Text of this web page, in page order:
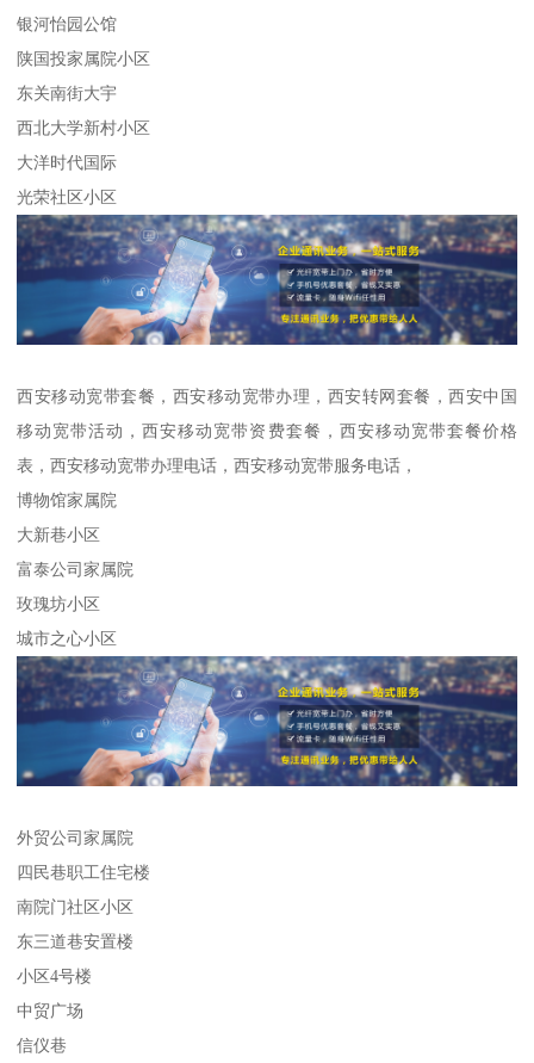
银河怡园公馆
陕国投家属院小区
东关南街大宇
西北大学新村小区
大洋时代国际
光荣社区小区
西安移动宽带套餐，西安移动宽带办理，西安转网套餐，西安中国
移动宽带活动，西安移动宽带资费套餐，西安移动宽带套餐价格
表，西安移动宽带办理电话，西安移动宽带服务电话，
博物馆家属院
大新巷小区
富泰公司家属院
玫瑰坊小区
城市之心小区
外贸公司家属院
四民巷职工住宅楼
南院门社区小区
东三道巷安置楼
小区4号楼
中贸广场
信仪巷